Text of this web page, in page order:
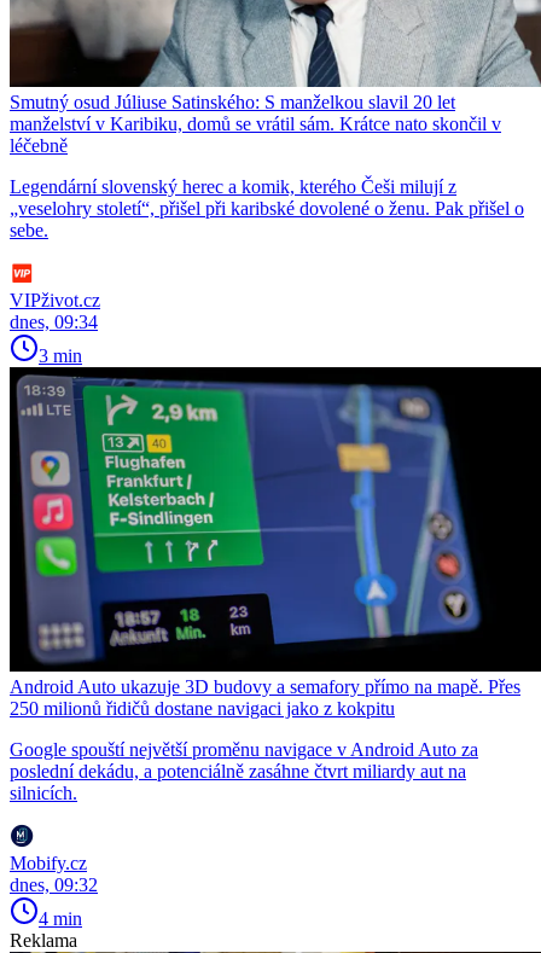
Smutný osud Júliuse Satinského: S manželkou slavil 20 let
manželství v Karibiku, domů se vrátil sám. Krátce nato skončil v
léčebně
Legendární slovenský herec a komik, kterého Češi milují z
„veselohry století“, přišel při karibské dovolené o ženu. Pak přišel o
sebe.
VIPživot.cz
dnes, 09:34
3 min
Android Auto ukazuje 3D budovy a semafory přímo na mapě. Přes
250 milionů řidičů dostane navigaci jako z kokpitu
Google spouští největší proměnu navigace v Android Auto za
poslední dekádu, a potenciálně zasáhne čtvrt miliardy aut na
silnicích.
Mobify.cz
dnes, 09:32
4 min
Reklama